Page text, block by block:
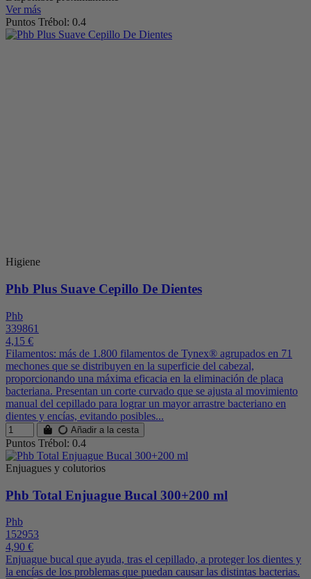
Ver más
Puntos Trébol: 0.4
Higiene
Phb Plus Suave Cepillo De Dientes
Phb
339861
4,15 €
Filamentos: más de 1.800 filamentos de Tynex® agrupados en 71
mechones que se distribuyen en la superficie del cabezal,
proporcionando una máxima eficacia en la eliminación de placa
bacteriana. Presentan un corte curvado que se ajusta al movimiento
manual del cepillado para lograr un mayor arrastre bacteriano en
dientes y encías, evitando posibles...
Añadir a la cesta
Puntos Trébol: 0.4
Enjuagues y colutorios
Phb Total Enjuague Bucal 300+200 ml
Phb
152953
4,90 €
Enjuague bucal que ayuda, tras el cepillado, a proteger los dientes y
la encías de los problemas que puedan causar las distintas bacterias.